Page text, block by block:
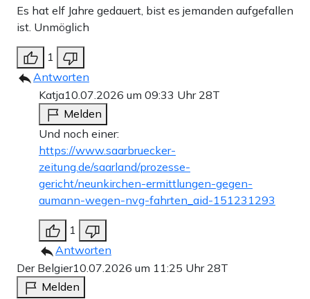
Es hat elf Jahre gedauert, bist es jemanden aufgefallen
ist. Unmöglich
1
Antworten
Katja10.07.2026 um 09:33 Uhr 28T
Melden
Und noch einer:
https://www.saarbruecker-
zeitung.de/saarland/prozesse-
gericht/neunkirchen-ermittlungen-gegen-
aumann-wegen-nvg-fahrten_aid-151231293
1
Antworten
Der Belgier10.07.2026 um 11:25 Uhr 28T
Melden